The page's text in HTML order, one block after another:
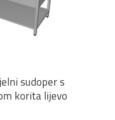
VIŠE
sudoper s
korita lijevo